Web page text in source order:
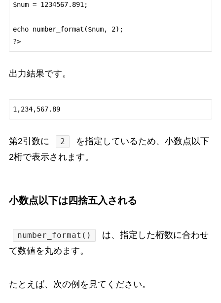
$num = 1234567.891;
echo number_format($num, 2);
?>
出力結果です。
1,234,567.89
第2引数に 2
を指定しているため、小数点以下
2桁で表示されます。
小数点以下は四捨五入される
number_format()
は、指定した桁数に合わせ
て数値を丸めます。
たとえば、次の例を見てください。